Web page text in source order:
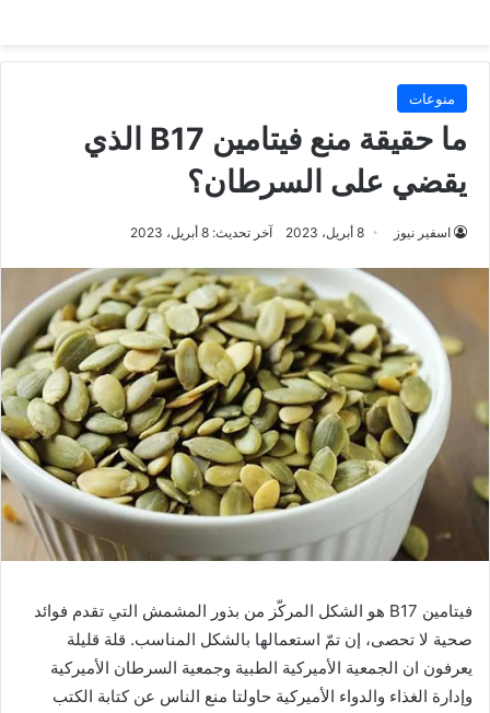
منوعات
ما حقيقة منع فيتامين B17 الذي
يقضي على السرطان؟
اسفير نيوز 8 أبريل، 2023 آخر تحديث: 8 أبريل، 2023
فيتامين B17 هو الشكل المركّز من بذور المشمش التي تقدم فوائد
صحية لا تحصى، إن تمّ استعمالها بالشكل المناسب. قلة قليلة
يعرفون ان الجمعية الأميركية الطبية وجمعية السرطان الأميركية
وإدارة الغذاء والدواء الأميركية حاولتا منع الناس عن كتابة الكتب